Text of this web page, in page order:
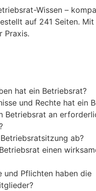
Wissen –
auf 241 Seiten. Mit
Praxis.
hat ein Betriebsrat?
und Rechte hat ein
Betriebsrat an
ab?
einen
und Pflichten haben die